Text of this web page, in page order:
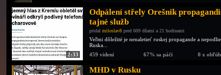
2:33
Odpálení střely Orešnik
tajné služb
pridal miloslav8 pred 609 dňami a 21 hodinami
Veľmi dôležité je nenaletieť ruskej propagande a
Ruska...
459 videní
67% sa páči 0 x
MHD v Rusku